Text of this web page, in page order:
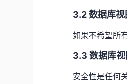
3.2 数据库视
如果不希望所
3.3 数据库
安全性是任何